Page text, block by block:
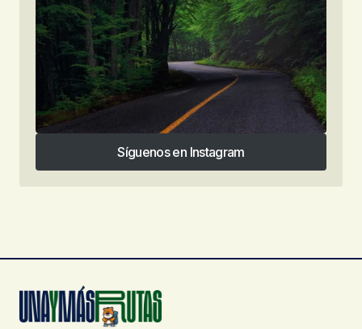
Síguenos en Instagram
Síguenos en Instagram